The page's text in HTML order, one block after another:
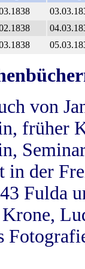
von
früher
in der
Fulda